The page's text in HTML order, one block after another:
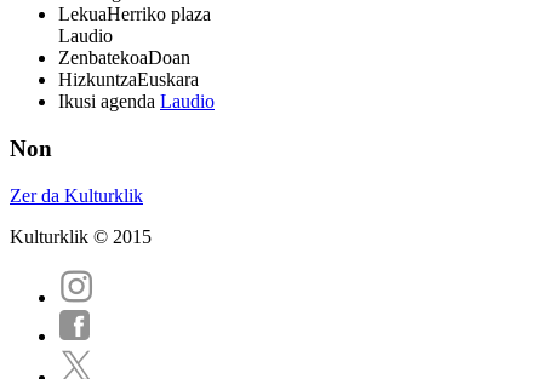
LekuaHerriko plaza
Laudio
ZenbatekoaDoan
HizkuntzaEuskara
Ikusi agenda Laudio
Non
Zer da Kulturklik
Kulturklik © 2015